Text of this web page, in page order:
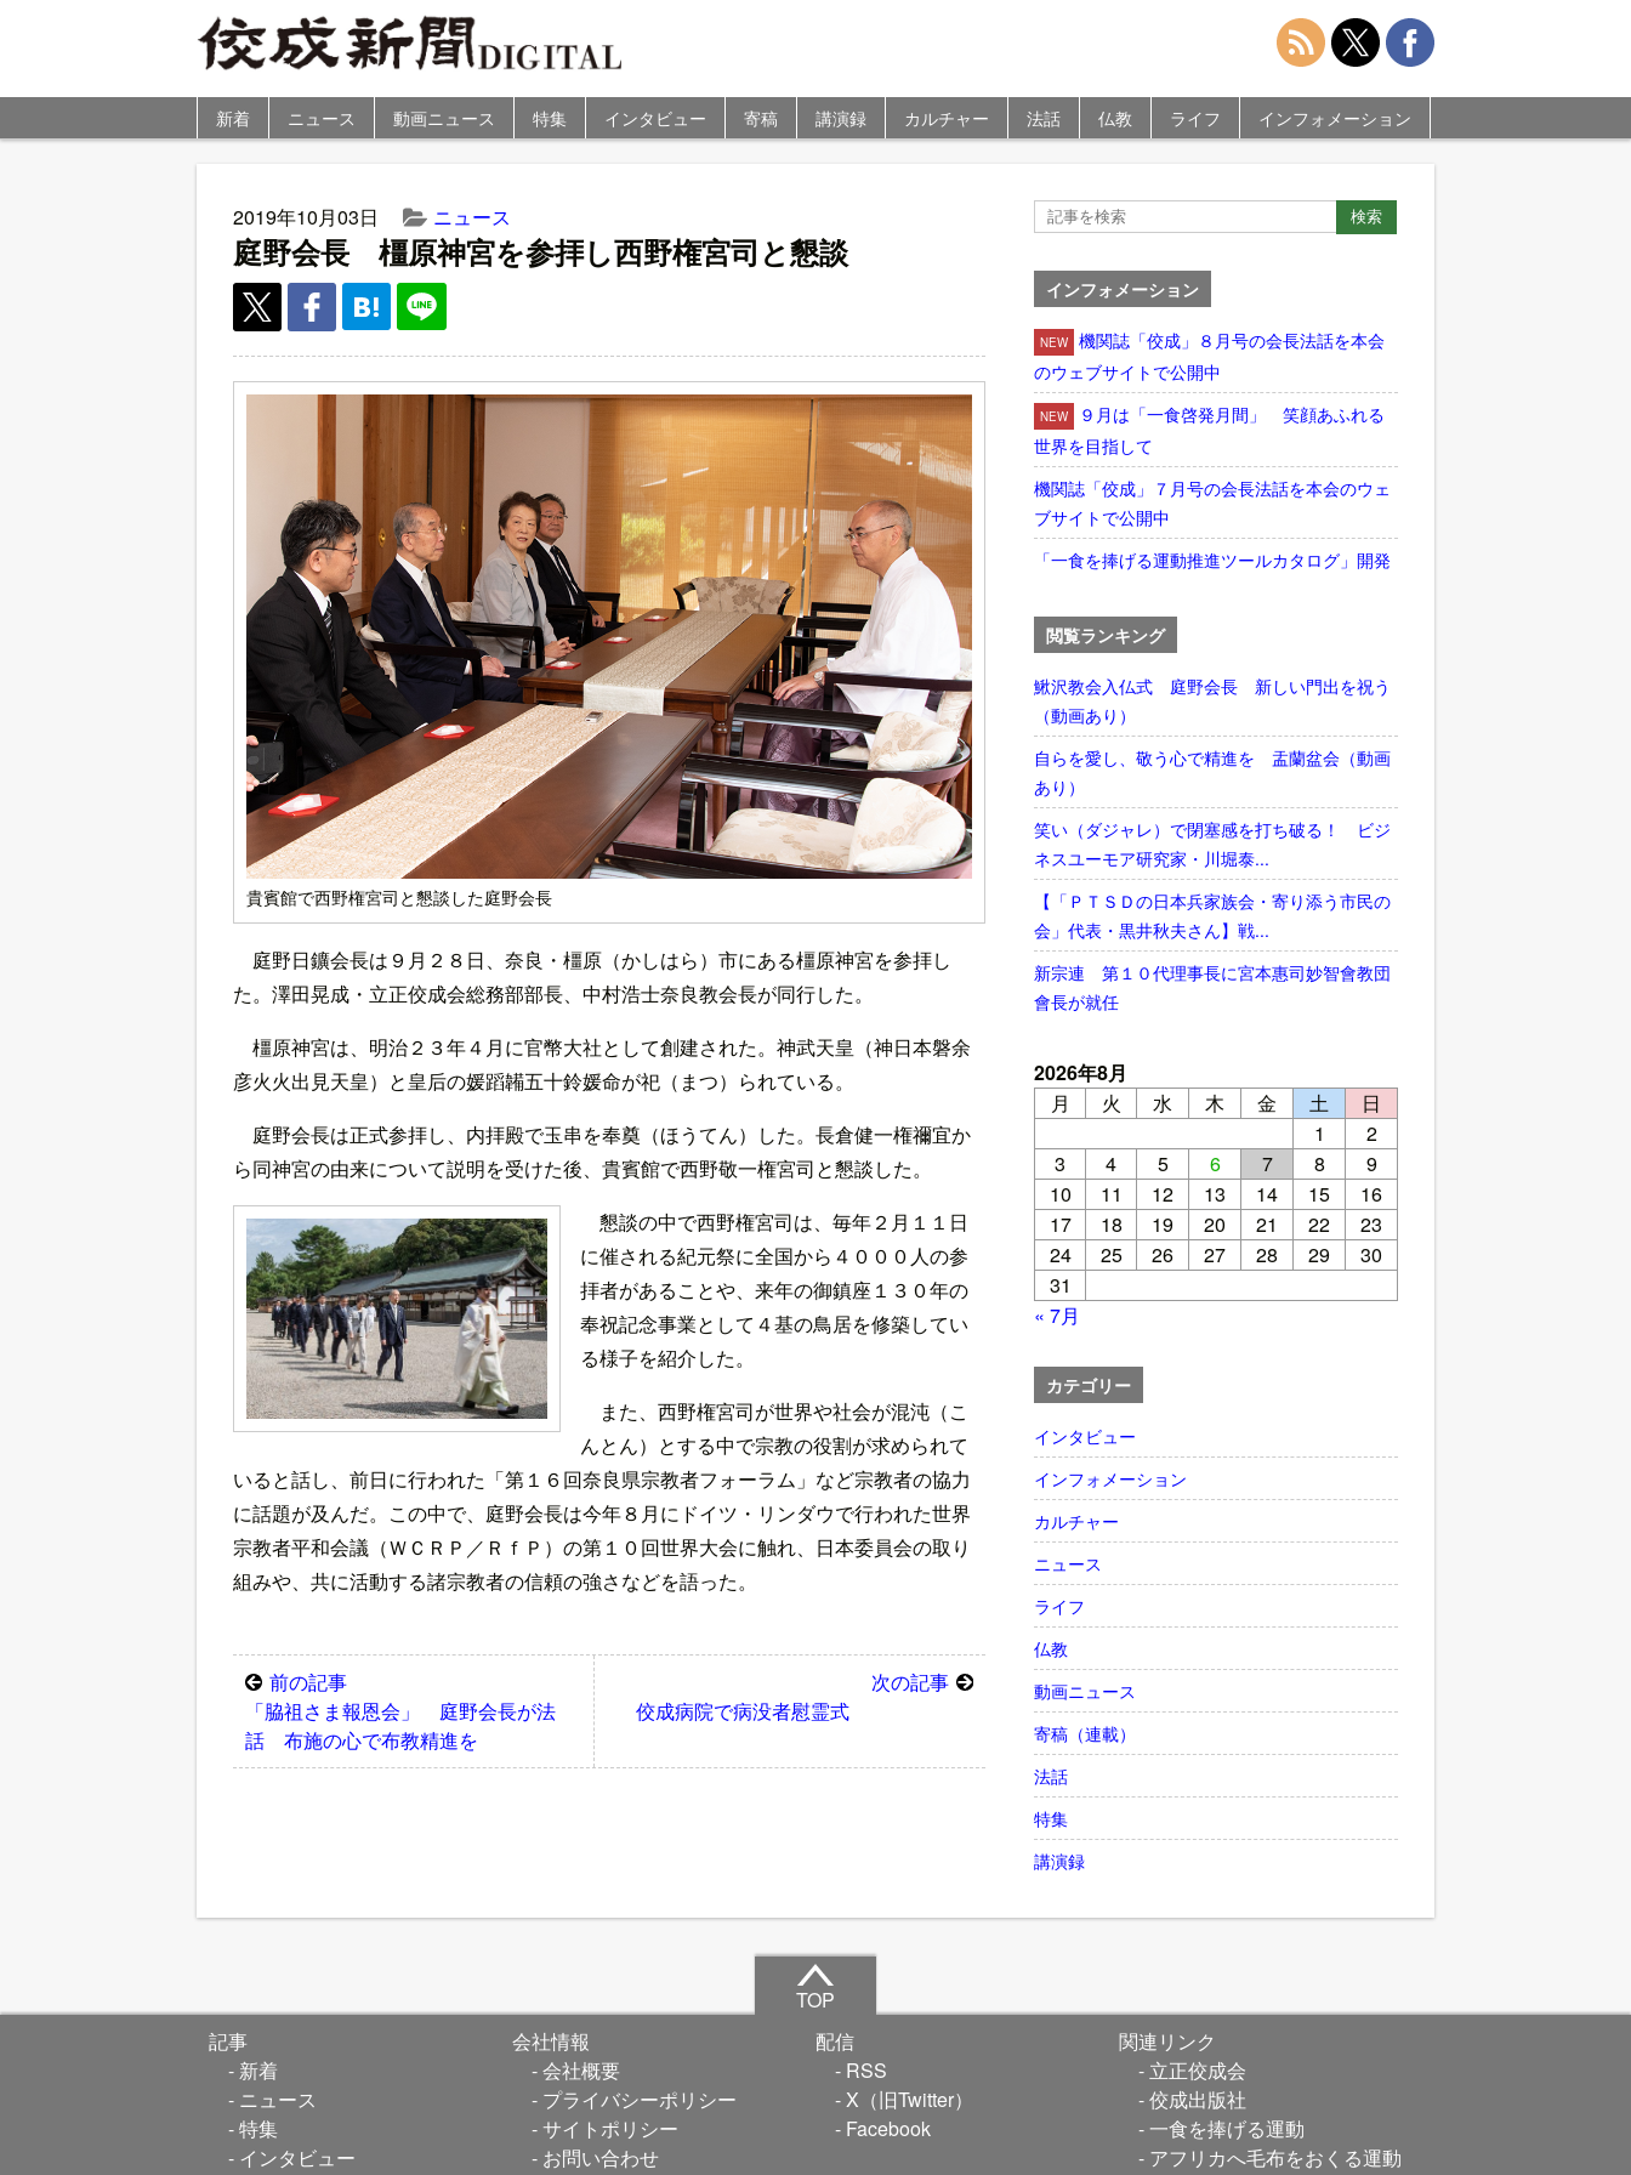
新着 ニュース 動画ニュース 特集 インタビュー 寄稿 講演録 カルチャー 法話 仏教 ライフ インフォメーション
2019年10月03日 ニュース
庭野会長 橿原神宮を参拝し西野権宮司と懇談
貴賓館で西野権宮司と懇談した庭野会長
庭野日鑛会長は９月２８日、奈良・橿原（かしはら）市にある橿原神宮を参拝し
た。澤田晃成・立正佼成会総務部部長、中村浩士奈良教会長が同行した。
橿原神宮は、明治２３年４月に官幣大社として創建された。神武天皇（神日本磐余
彦火火出見天皇）と皇后の媛蹈韛五十鈴媛命が祀（まつ）られている。
庭野会長は正式参拝し、内拝殿で玉串を奉奠（ほうてん）した。長倉健一権禰宜か
ら同神宮の由来について説明を受けた後、貴賓館で西野敬一権宮司と懇談した。
懇談の中で西野権宮司は、毎年２月１１日
に催される紀元祭に全国から４０００人の参
拝者があることや、来年の御鎮座１３０年の
奉祝記念事業として４基の鳥居を修築してい
る様子を紹介した。
また、西野権宮司が世界や社会が混沌（こ
んとん）とする中で宗教の役割が求められて
いると話し、前日に行われた「第１６回奈良県宗教者フォーラム」など宗教者の協力
に話題が及んだ。この中で、庭野会長は今年８月にドイツ・リンダウで行われた世界
宗教者平和会議（ＷＣＲＰ／ＲｆＰ）の第１０回世界大会に触れ、日本委員会の取り
組みや、共に活動する諸宗教者の信頼の強さなどを語った。
前の記事
「脇祖さま報恩会」 庭野会長が法
話 布施の心で布教精進を
次の記事
佼成病院で病没者慰霊式
インフォメーション
NEW
機関誌「佼成」８月号の会長法話を本会
のウェブサイトで公開中
NEW
９月は「一食啓発月間」 笑顔あふれる
世界を目指して
機関誌「佼成」７月号の会長法話を本会のウェ
ブサイトで公開中
「一食を捧げる運動推進ツールカタログ」開発
閲覧ランキング
鰍沢教会入仏式 庭野会長 新しい門出を祝う
（動画あり）
自らを愛し、敬う心で精進を 盂蘭盆会（動画
あり）
笑い（ダジャレ）で閉塞感を打ち破る！ ビジ
ネスユーモア研究家・川堀泰...
【「ＰＴＳＤの日本兵家族会・寄り添う市民の
会」代表・黒井秋夫さん】戦...
新宗連 第１０代理事長に宮本惠司妙智會教団
會長が就任
2026年8月
月
火 水 木 金 土
日
1
2
3
4 5 6 7 8
9
10
11 12 13 14 15
16
17
18 19 20 21 22
23
24
25 26 27 28 29
30
31
« 7月
カテゴリー
インタビュー
インフォメーション
カルチャー
ニュース
ライフ
仏教
動画ニュース
寄稿（連載）
法話
特集
講演録
TOP
記事
新着
ニュース
特集
インタビュー
会社情報
会社概要
プライバシーポリシー
サイトポリシー
お問い合わせ
配信
RSS
X（旧Twitter）
Facebook
関連リンク
立正佼成会
佼成出版社
一食を捧げる運動
アフリカへ毛布をおくる運動